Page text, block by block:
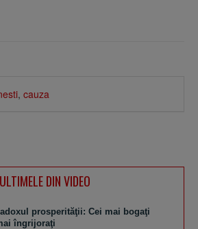
, cauza
ULTIMELE DIN VIDEO
prosperităţii: Cei mai bogaţi
îngrijoraţi